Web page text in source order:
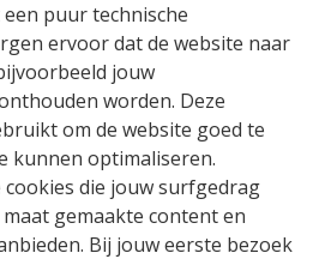
puur technische
ervoor dat de website naar
jouw
worden. Deze
om de website goed te
kunnen optimaliseren.
die jouw surfgedrag
gemaakte content en
Bij jouw eerste bezoek